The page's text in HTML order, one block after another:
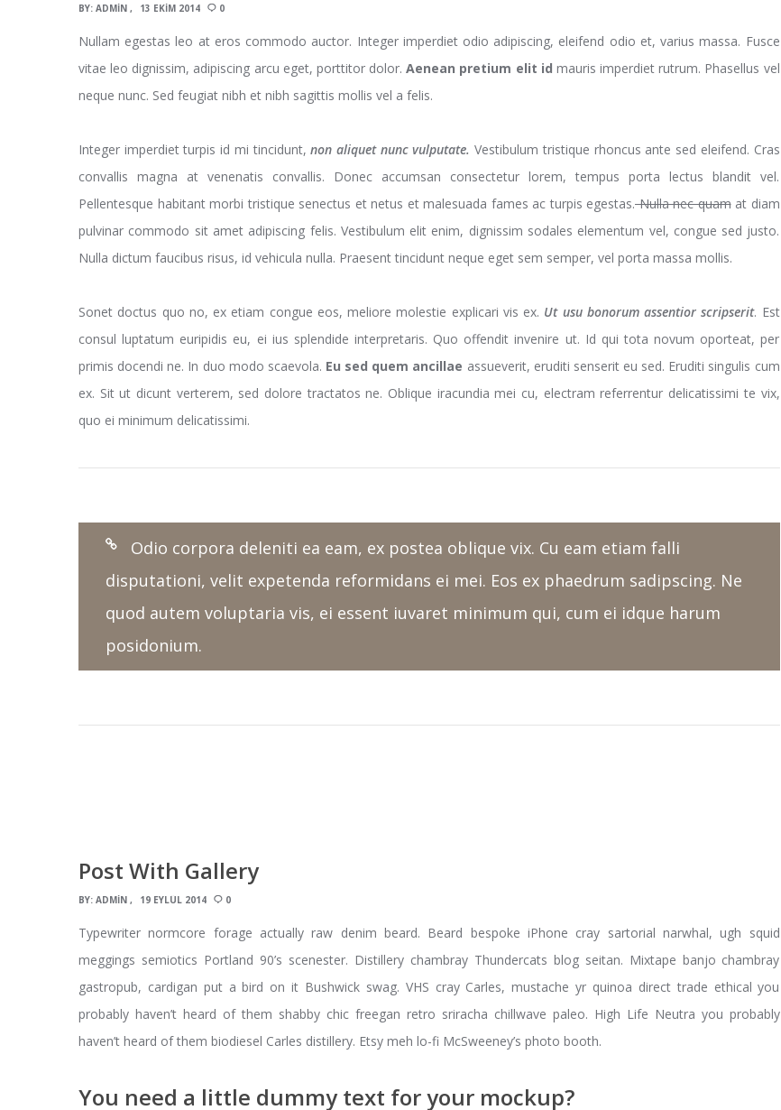
BY: ADMIN 13 EKIM 2014 0
Nullam egestas leo at eros commodo auctor. Integer imperdiet odio adipiscing, eleifend odio et, varius massa. Fusce
vitae leo dignissim, adipiscing arcu eget, porttitor dolor. Aenean pretium elit id mauris imperdiet rutrum. Phasellus vel
neque nunc. Sed feugiat nibh et nibh sagittis mollis vel a felis.
Integer imperdiet turpis id mi tincidunt,non aliquet nunc vulputate. Vestibulum tristique rhoncus ante sed eleifend. Cras
convallis magna at venenatis convallis. Donec accumsan consectetur lorem, tempus porta lectus blandit vel.
Pellentesque habitant morbi tristique senectus et netus et malesuada fames ac turpis egestas.Nulla nec quamat diam
pulvinar commodo sit amet adipiscing felis. Vestibulum elit enim, dignissim sodales elementum vel, congue sed justo.
Nulla dictum faucibus risus, id vehicula nulla. Praesent tincidunt neque eget sem semper, vel porta massa mollis.
Sonet doctus quo no, ex etiam congue eos, meliore molestie explicari vis ex. Ut usu bonorum assentior scripserit. Est
consul luptatum euripidis eu, ei ius splendide interpretaris. Quo offendit invenire ut. Id qui tota novum oporteat, per
primis docendi ne. In duo modo scaevola. Eu sed quem ancillae assueverit, eruditi senserit eu sed. Eruditi singulis cum
ex. Sit ut dicunt verterem, sed dolore tractatos ne. Oblique iracundia mei cu, electram referrentur delicatissimi te vix,
quo ei minimum delicatissimi.
Odio corpora deleniti ea eam, ex postea oblique vix. Cu eam etiam falli
disputationi, velit expetenda reformidans ei mei. Eos ex phaedrum sadipscing. Ne
quod autem voluptaria vis, ei essent iuvaret minimum qui, cum ei idque harum
posidonium.
Post With Gallery
BY: ADMIN 19 EYLÜL 2014 0
Typewriter normcore forage actually raw denim beard. Beard bespoke iPhone cray sartorial narwhal, ugh squid
meggings semiotics Portland 90’s scenester. Distillery chambray Thundercats blog seitan. Mixtape banjo chambray
gastropub, cardigan put a bird on it Bushwick swag. VHS cray Carles, mustache yr quinoa direct trade ethical you
probably haven’t heard of them shabby chic freegan retro sriracha chillwave paleo. High Life Neutra you probably
haven’t heard of them biodiesel Carles distillery. Etsy meh lo-fi McSweeney’s photo booth.
You need a little dummy text for your mockup?